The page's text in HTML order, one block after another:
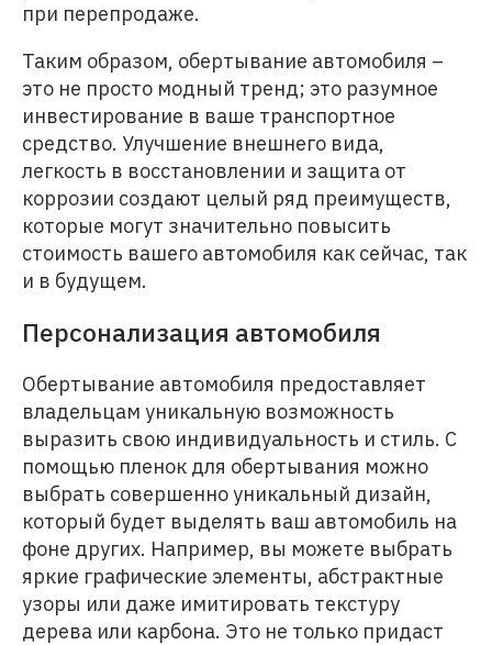
при перепродаже.
Таким образом, обертывание автомобиля –
это не просто модный тренд; это разумное
инвестирование в ваше транспортное
средство. Улучшение внешнего вида,
легкость в восстановлении и защита от
коррозии создают целый ряд преимуществ,
которые могут значительно повысить
стоимость вашего автомобиля как сейчас, так
и в будущем.
Персонализация автомобиля
Обертывание автомобиля предоставляет
владельцам уникальную возможность
выразить свою индивидуальность и стиль. С
помощью пленок для обертывания можно
выбрать совершенно уникальный дизайн,
который будет выделять ваш автомобиль на
фоне других. Например, вы можете выбрать
яркие графические элементы, абстрактные
узоры или даже имитировать текстуру
дерева или карбона. Это не только придаст